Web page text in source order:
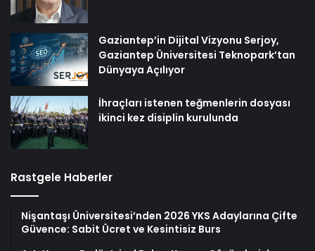
Gaziantep’in Dijital Vizyonu Serjoy,
Gaziantep Üniversitesi Teknopark’tan
Dünyaya Açılıyor
İhraçları istenen teğmenlerin dosyası
ikinci kez disiplin kurulunda
Rastgele Haberler
Nişantaşı Üniversitesi’nden 2026 YKS Adaylarına Çifte
Güvence: Sabit Ücret ve Kesintisiz Burs